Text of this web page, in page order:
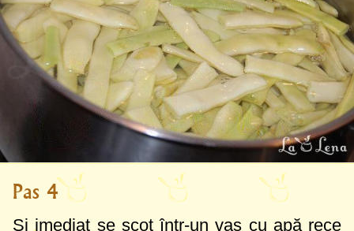
Pas 4
Și imediat se scot într-un vas cu apă rece